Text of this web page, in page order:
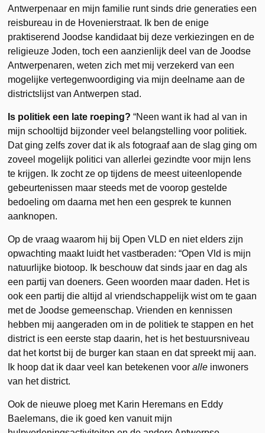
Antwerpenaar en mijn familie runt sinds drie generaties een
reisbureau in de Hovenierstraat. Ik ben de enige
praktiserend Joodse kandidaat bij deze verkiezingen en de
religieuze Joden, toch een aanzienlijk deel van de Joodse
Antwerpenaren, weten zich met mij verzekerd van een
mogelijke vertegenwoordiging via mijn deelname aan de
districtslijst van Antwerpen stad.
Is politiek een late roeping? “Neen want ik had al van in
mijn schooltijd bijzonder veel belangstelling voor politiek.
Dat ging zelfs zover dat ik als fotograaf aan de slag ging om
zoveel mogelijk politici van allerlei gezindte voor mijn lens
te krijgen. Ik zocht ze op tijdens de meest uiteenlopende
gebeurtenissen maar steeds met de voorop gestelde
bedoeling om daarna met hen een gesprek te kunnen
aanknopen.
Op de vraag waarom hij bij Open VLD en niet elders zijn
opwachting maakt luidt het vastberaden: “Open Vld is mijn
natuurlijke biotoop. Ik beschouw dat sinds jaar en dag als
een partij van doeners. Geen woorden maar daden. Het is
ook een partij die altijd al vriendschappelijk wist om te gaan
met de Joodse gemeenschap. Vrienden en kennissen
hebben mij aangeraden om in de politiek te stappen en het
district is een eerste stap daarin, het is het bestuursniveau
dat het kortst bij de burger kan staan en dat spreekt mij aan.
Ik hoop dat ik daar veel kan betekenen vooralle inwoners
van het district.
Ook de nieuwe ploeg met Karin Heremans en Eddy
Baelemans, die ik goed ken vanuit mijn